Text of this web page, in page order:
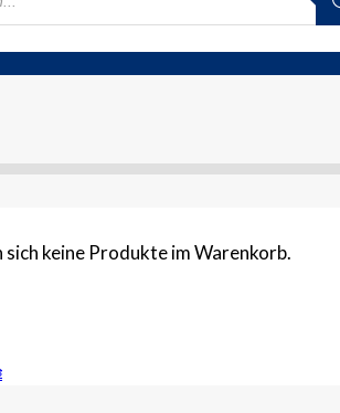
sich keine Produkte im Warenkorb.